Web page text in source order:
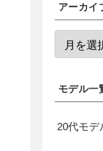
アーカイ
モデル一
20代モデ